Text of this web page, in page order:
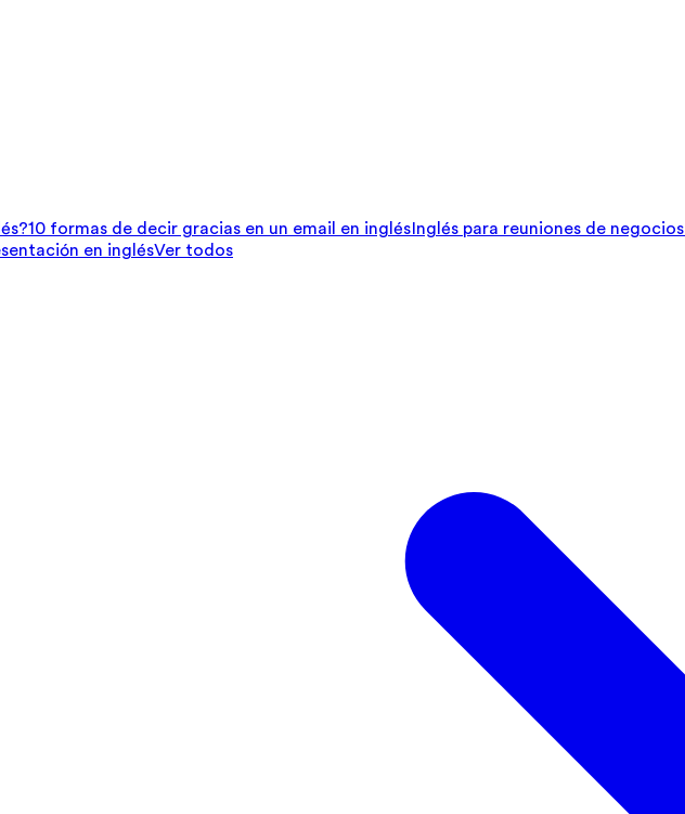
10 formas de decir gracias en un email en inglésInglés para reuniones de negocios
en inglésVer todos